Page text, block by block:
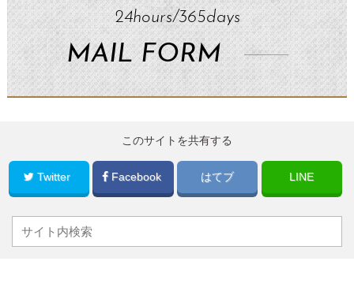
24hours/365days
MAIL FORM
このサイトを共有する
Twitter Facebook はてブ LINE